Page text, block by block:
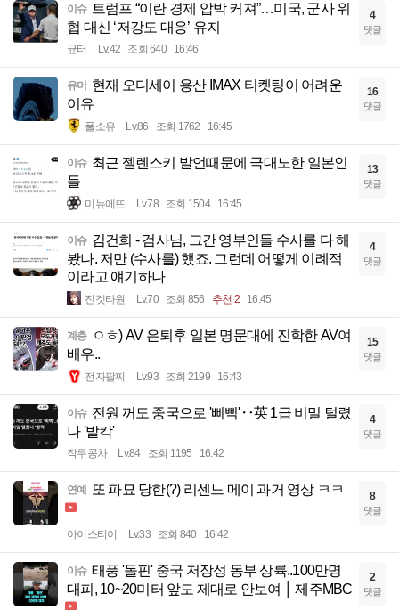
이슈
트럼프 “이란 경제 압박 커져”…미국, 군사 위
협 대신 ‘저강도 대응’ 유지
균터 Lv.42 조회 640 16:46
4
댓글
유머 현재 오디세이 용산 IMAX 티켓팅이 어려운
이유
풀소유 Lv.86 조회 1762 16:45
16
댓글
이슈 최근 젤렌스키 발언때문에 극대노한 일본인
들
미뉴에뜨 Lv.78 조회 1504 16:45
13
댓글
이슈 김건희 - 검사님, 그간 영부인들 수사를 다 해
봤나. 저만 (수사를) 했죠. 그런데 어떻게 이례적
이라고 얘기하나
진겟타원 Lv.70 조회 856 추천 2 16:45
4
댓글
계층
ㅇㅎ) AV 은퇴후 일본 명문대에 진학한 AV여
배우..
전자팔찌 Lv.93 조회 2199 16:43
15
댓글
이슈 전원 꺼도 중국으로 '삐삑'‥英 1급 비밀 털렸
나 '발칵'
작두콩차 Lv.84 조회 1195 16:42
4
댓글
연예 또 파묘 당한(?) 리센느 메이 과거 영상 ㅋㅋ
아이스티이 Lv.33 조회 840 16:42
8
댓글
이슈 태풍 '돌핀' 중국 저장성 동부 상륙..100만명
대피, 10~20미터 앞도 제대로 안보여 │ 제주MBC
2
댓글